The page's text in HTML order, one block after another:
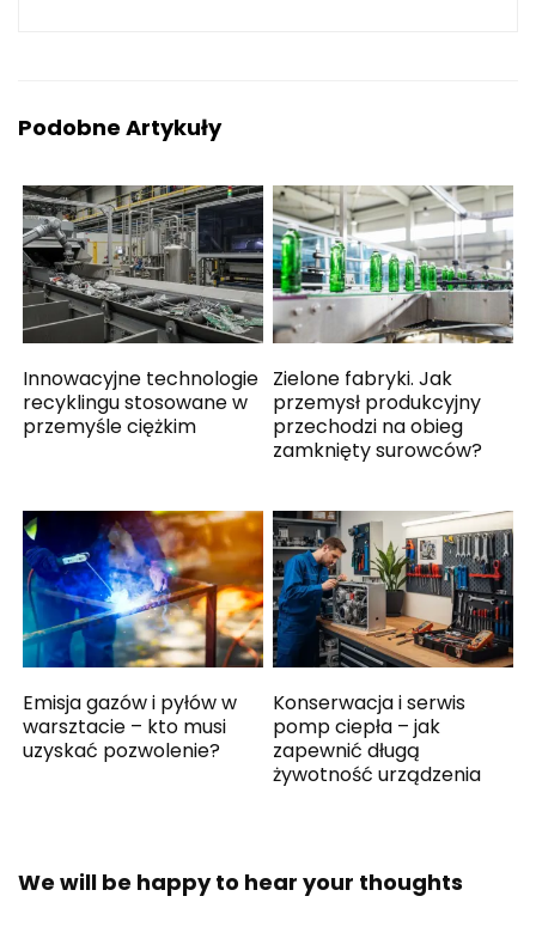
Podobne Artykuły
Innowacyjne technologie
recyklingu stosowane w
przemyśle ciężkim
Zielone fabryki. Jak
przemysł produkcyjny
przechodzi na obieg
zamknięty surowców?
Emisja gazów i pyłów w
warsztacie – kto musi
uzyskać pozwolenie?
Konserwacja i serwis
pomp ciepła – jak
zapewnić długą
żywotność urządzenia
We will be happy to hear your thoughts